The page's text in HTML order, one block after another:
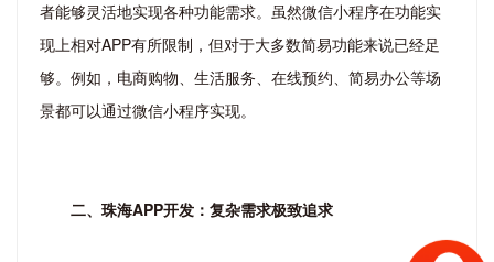
者能够灵活地实现各种功能需求。虽然微信小程序在功能实
现上相对APP有所限制，但对于大多数简易功能来说已经足
够。例如，电商购物、生活服务、在线预约、简易办公等场
景都可以通过微信小程序实现。
二、珠海APP开发：复杂需求极致追求